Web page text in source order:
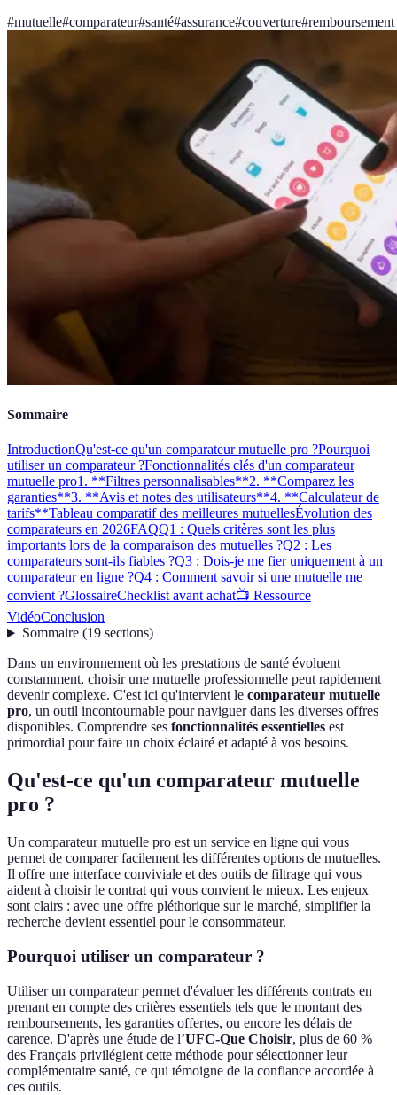
#mutuelle#comparateur#santé#assurance#couverture#remboursement
Sommaire
IntroductionQu'est-ce qu'un comparateur mutuelle pro ?Pourquoi
utiliser un comparateur ?Fonctionnalités clés d'un comparateur
mutuelle pro1. **Filtres personnalisables**2. **Comparez les
garanties**3. **Avis et notes des utilisateurs**4. **Calculateur de
tarifs**Tableau comparatif des meilleures mutuellesÉvolution des
comparateurs en 2026FAQQ1 : Quels critères sont les plus
importants lors de la comparaison des mutuelles ?Q2 : Les
comparateurs sont-ils fiables ?Q3 : Dois-je me fier uniquement à un
comparateur en ligne ?Q4 : Comment savoir si une mutuelle me
convient ?GlossaireChecklist avant achat📺 Ressource
VidéoConclusion
Sommaire(19 sections)
Dans un environnement où les prestations de santé évoluent
constamment, choisir une mutuelle professionnelle peut rapidement
devenir complexe. C'est ici qu'intervient le comparateur mutuelle
pro, un outil incontournable pour naviguer dans les diverses offres
disponibles. Comprendre ses fonctionnalités essentielles est
primordial pour faire un choix éclairé et adapté à vos besoins.
Qu'est-ce qu'un comparateur mutuelle
pro ?
Un comparateur mutuelle pro est un service en ligne qui vous
permet de comparer facilement les différentes options de mutuelles.
Il offre une interface conviviale et des outils de filtrage qui vous
aident à choisir le contrat qui vous convient le mieux. Les enjeux
sont clairs : avec une offre pléthorique sur le marché, simplifier la
recherche devient essentiel pour le consommateur.
Pourquoi utiliser un comparateur ?
Utiliser un comparateur permet d'évaluer les différents contrats en
prenant en compte des critères essentiels tels que le montant des
remboursements, les garanties offertes, ou encore les délais de
carence. D'après une étude de l’UFC-Que Choisir, plus de 60 %
des Français privilégient cette méthode pour sélectionner leur
complémentaire santé, ce qui témoigne de la confiance accordée à
ces outils.